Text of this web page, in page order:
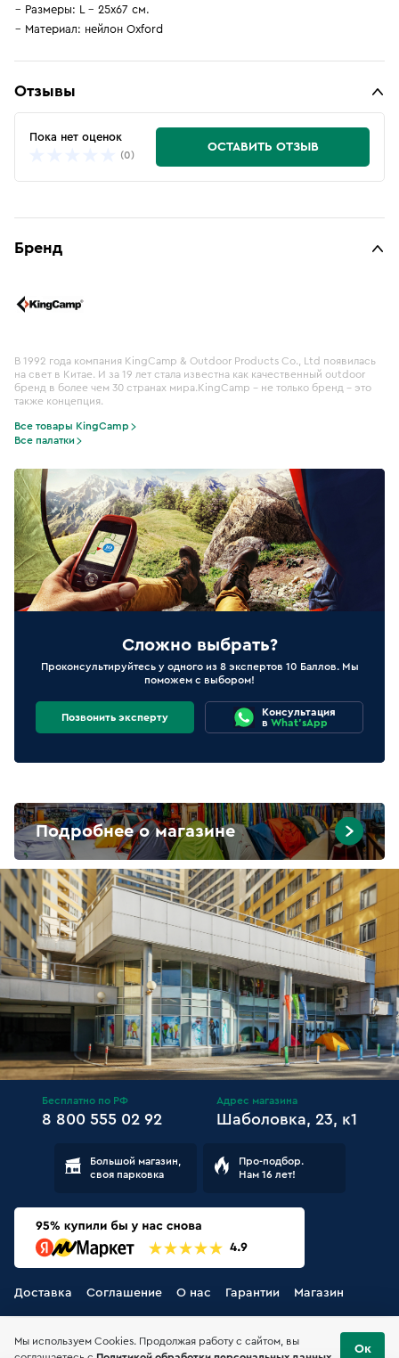
Размеры: L – 25х67 см.
Материал: нейлон Oxford
Отзывы
Пока нет оценок
(0)
ОСТАВИТЬ ОТЗЫВ
Бренд
В 1992 года компания KingCamp & Outdoor Products Co., Ltd появилась
на свет в Китае. И за 19 лет стала известна как качественный outdoor
бренд в более чем 30 странах мира.KingСamp – не только бренд – это
также концепция.
Все товары KingCamp
Все палатки
Сложно выбрать?
Проконсультируйтесь у одного из 8 экспертов 10 Баллов. Мы
поможем с выбором!
Позвонить эксперту
Консультация
в What'sApp
Подробнее о магазине
Бесплатно по РФ
8 800 555 02 92
Адрес магазина
Шаболовка, 23, к1
Большой магазин,
своя парковка
Про-подбор.
Нам 16 лет!
Доставка Соглашение О нас Гарантии Магазин
Мы используем Cookies. Продолжая работу с сайтом, вы
Ок